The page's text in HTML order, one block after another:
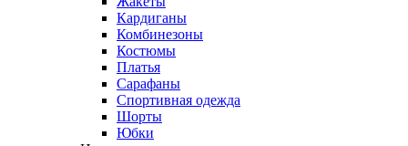
Кардиганы
Комбинезоны
Костюмы
Платья
Сарафаны
Спортивная одежда
Шорты
Юбки